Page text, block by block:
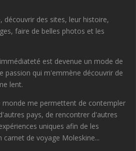
découvrir des sites, leur histoire,
faire de belles photos et les
est devenue un mode de
passion qui m'emmène découvrir de
lent.
monde me permettent de contempler
pays, de rencontrer d'autres
uniques afin de les
de voyage Moleskine...